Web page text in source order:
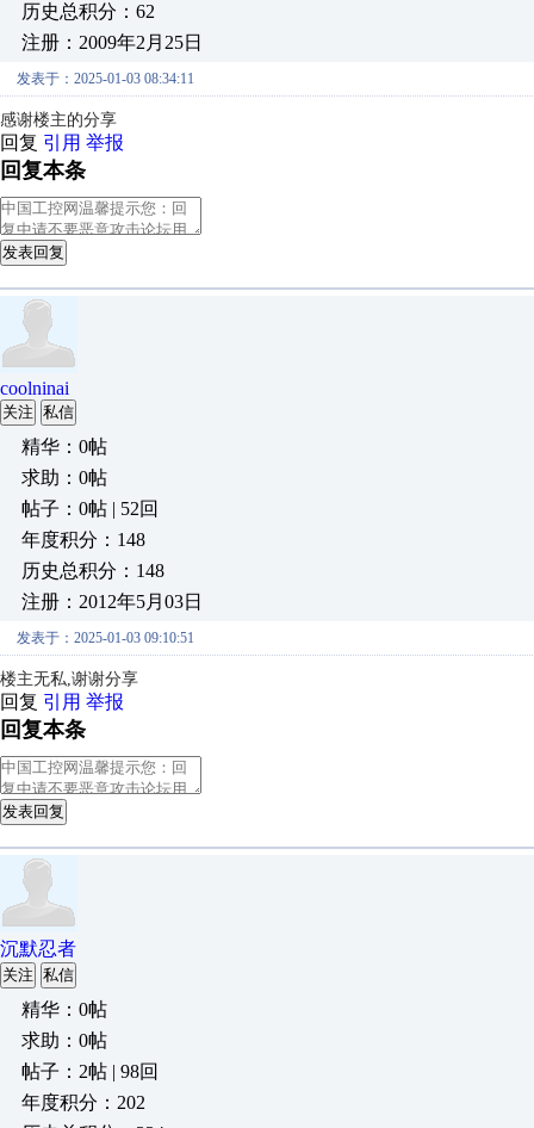
历史总积分：62
注册：2009年2月25日
发表于：2025-01-03 08:34:11
感谢楼主的分享
回复 引用 举报
回复本条
发表回复
coolninai
关注 私信
精华：0帖
求助：0帖
帖子：0帖 | 52回
年度积分：148
历史总积分：148
注册：2012年5月03日
发表于：2025-01-03 09:10:51
楼主无私,谢谢分享
回复 引用 举报
回复本条
发表回复
沉默忍者
关注 私信
精华：0帖
求助：0帖
帖子：2帖 | 98回
年度积分：202